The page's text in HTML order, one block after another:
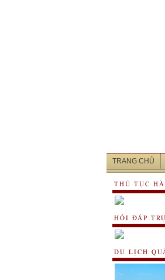
TRANG CHỦ
THỦ TỤC
HỎI ĐÁP
DU LỊCH